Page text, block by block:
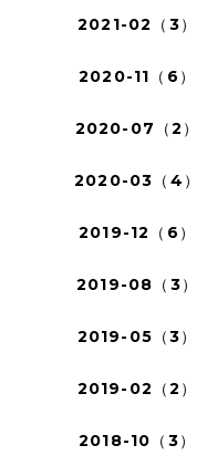
2021-02（3）
2020-11（6）
2020-07（2）
2020-03（4）
2019-12（6）
2019-08（3）
2019-05（3）
2019-02（2）
2018-10（3）